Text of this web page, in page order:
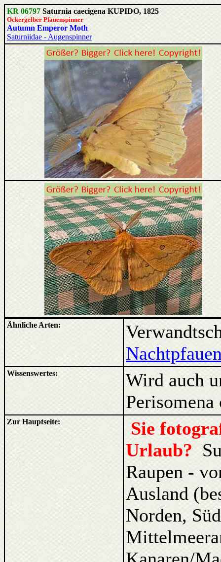
KR 06797 Saturnia caecigena KUPIDO, 1825
Ockergelber Pfauenspinner
Autumn Emperor Moth
Saturniidae - Augenspinner
Ähnliche Arten:
Wissenswertes:
Wird auch
Zur Hauptseite:
Sie
Urlaub?
Raupen -
Ausland
Norden,